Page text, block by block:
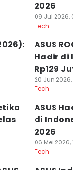
2026
09 Jul 2026,
Tech
ASUS
Hadir di
Rp129
20 Jun 2026,
Tech
ASUS
di
2026
06 Mei 2026,
Tech